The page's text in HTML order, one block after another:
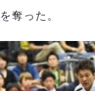
仙台
奪った。